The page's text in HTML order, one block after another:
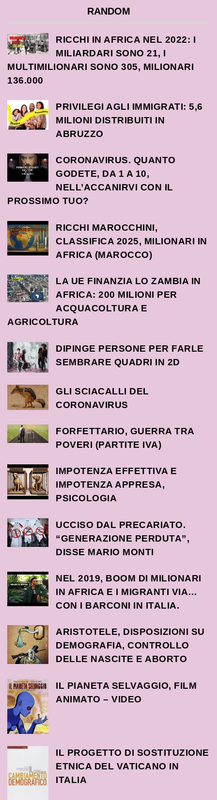
RANDOM
RICCHI IN AFRICA NEL 2022: I
MILIARDARI SONO 21, I
MULTIMILIONARI SONO 305, MILIONARI
136.000
PRIVILEGI AGLI IMMIGRATI: 5,6
MILIONI DISTRIBUITI IN
ABRUZZO
CORONAVIRUS. QUANTO
GODETE, DA 1 A 10,
NELL’ACCANIRVI CON IL
PROSSIMO TUO?
RICCHI MAROCCHINI,
CLASSIFICA 2025, MILIONARI IN
AFRICA (MAROCCO)
LA UE FINANZIA LO ZAMBIA IN
AFRICA: 200 MILIONI PER
ACQUACOLTURA E
AGRICOLTURA
DIPINGE PERSONE PER FARLE
SEMBRARE QUADRI IN 2D
GLI SCIACALLI DEL
CORONAVIRUS
FORFETTARIO, GUERRA TRA
POVERI (PARTITE IVA)
IMPOTENZA EFFETTIVA E
IMPOTENZA APPRESA,
PSICOLOGIA
UCCISO DAL PRECARIATO.
“GENERAZIONE PERDUTA”,
DISSE MARIO MONTI
NEL 2019, BOOM DI MILIONARI
IN AFRICA E I MIGRANTI VIA…
CON I BARCONI IN ITALIA.
ARISTOTELE, DISPOSIZIONI SU
DEMOGRAFIA, CONTROLLO
DELLE NASCITE E ABORTO
IL PIANETA SELVAGGIO, FILM
ANIMATO – VIDEO
IL PROGETTO DI SOSTITUZIONE
ETNICA DEL VATICANO IN
ITALIA